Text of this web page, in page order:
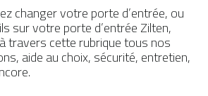
sur-mesure
changer votre porte d’entrée, ou
sur votre porte d’entrée Zilten,
travers cette rubrique tous nos
aide au choix, sécurité, entretien,